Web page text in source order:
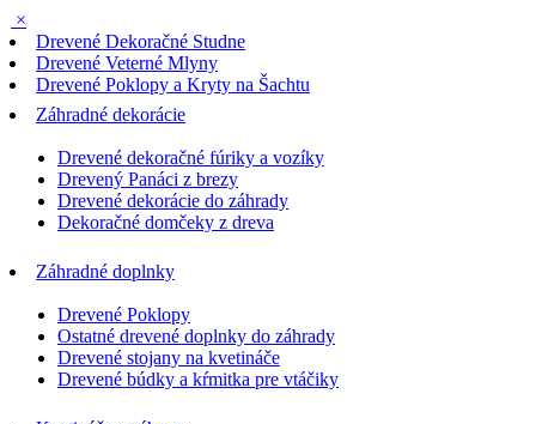
×
Drevené Dekoračné Studne
Drevené Veterné Mlyny
Drevené Poklopy a Kryty na Šachtu
Záhradné dekorácie
Drevené dekoračné fúriky a vozíky
Drevený Panáci z brezy
Drevené dekorácie do záhrady
Dekoračné domčeky z dreva
Záhradné doplnky
Drevené Poklopy
Ostatné drevené doplnky do záhrady
Drevené stojany na kvetináče
Drevené búdky a kŕmitka pre vtáčiky